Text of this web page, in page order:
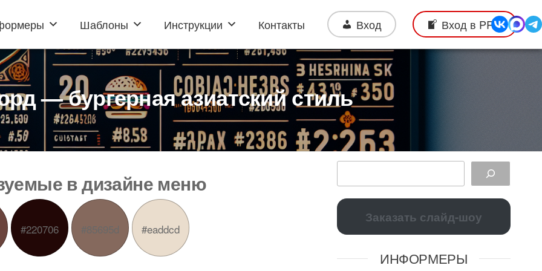
Шаблоны Инструкции Контакты Вход Вход в PRO
— бургерная азиатский стиль
в дизайне меню
#220706 #85695d #eaddcd
Заказать слайд-шоу
ИНФОРМЕРЫ